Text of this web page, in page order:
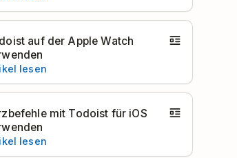
auf der Apple Watch
lesen
mit Todoist für iOS
lesen